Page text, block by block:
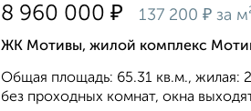
8 960 000 ₽ 137 200 ₽ за
ЖК Мотивы, жилой комплекс
Общая площадь: 65.31 кв.м., жилая:
без проходных комнат, окна